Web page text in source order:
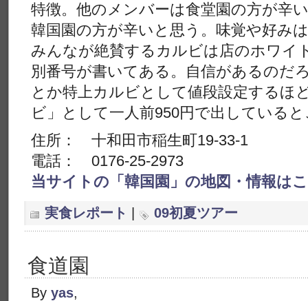
特徴。他のメンバーは食堂園の方が辛
韓国園の方が辛いと思う。味覚や好み
みんなが絶賛するカルビは店のホワイ
別番号が書いてある。自信があるのだ
とか特上カルビとして値段設定するほ
ビ」として一人前950円で出している
住所： 十和田市稲生町19-33-1
電話： 0176-25-2973
当サイトの「韓国園」の地図・情報は
実食レポート 09初夏ツアー
食道園
By yas,